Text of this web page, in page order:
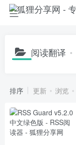
阅读翻译
排序 更新 浏览